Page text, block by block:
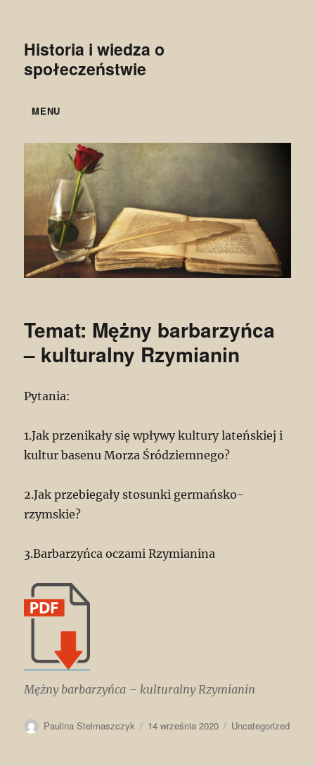
Historia i wiedza o
społeczeństwie
MENU
Temat: Mężny barbarzyńca
– kulturalny Rzymianin
Pytania:
1.Jak przenikały się wpływy kultury lateńskiej i
kultur basenu Morza Śródziemnego?
2.Jak przebiegały stosunki germańsko-
rzymskie?
3.Barbarzyńca oczami Rzymianina
Mężny barbarzyńca – kulturalny Rzymianin
Autor
Paulina Stelmaszczyk
Data
14 września 2020 Kategorie
Uncategorized